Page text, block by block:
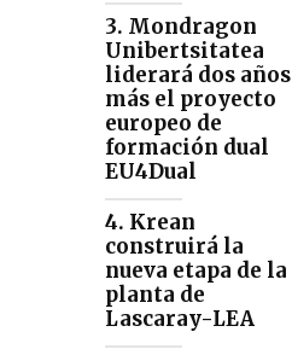
3. Mondragon
Unibertsitatea
liderará dos años
más el proyecto
europeo de
formación dual
EU4Dual
4. Krean
construirá la
nueva etapa de la
planta de
Lascaray-LEA